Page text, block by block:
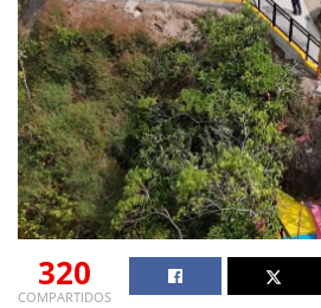
320
COMPARTIDOS